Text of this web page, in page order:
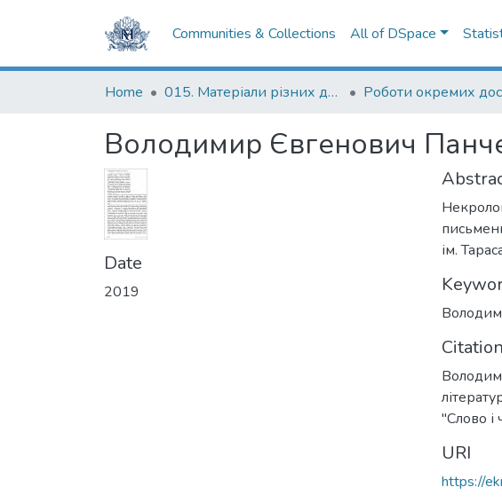
Communities & Collections All of DSpace
Home 015. Матеріали різних дослідників та організацій
Володимир Євгенович
Date
2019
ім.
Citation
"Слово
URI
https://